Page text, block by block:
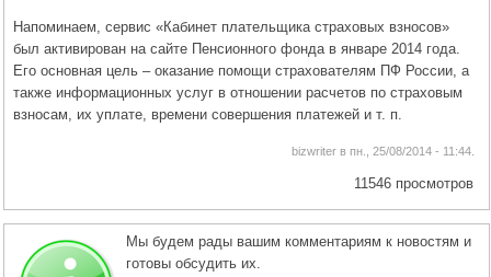
Напоминаем, сервис «Кабинет плательщика страховых взносов»
был активирован на сайте Пенсионного фонда в январе 2014 года.
Его основная цель – оказание помощи страхователям ПФ России, а
также информационных услуг в отношении расчетов по страховым
взносам, их уплате, времени совершения платежей и т. п.
bizwriter в пн., 25/08/2014 - 11:44.
11546 просмотров
Мы будем рады вашим комментариям к новостям и
готовы обсудить их.